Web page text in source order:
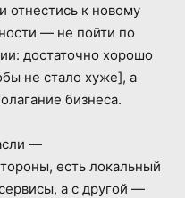
отнестись к новому
— не пойти по
достаточно хорошо
не стало хуже], а
бизнеса.
—
есть локальный
а с другой —